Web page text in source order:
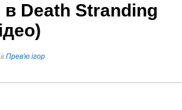
Death Stranding
в Прев'ю ігор